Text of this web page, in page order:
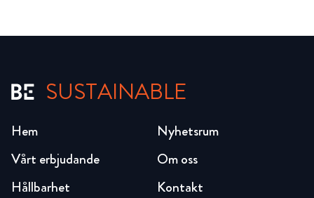
SUSTAINABLE
Hem
Vårt erbjudande
Hållbarhet
Nyhetsrum
Om oss
Kontakt